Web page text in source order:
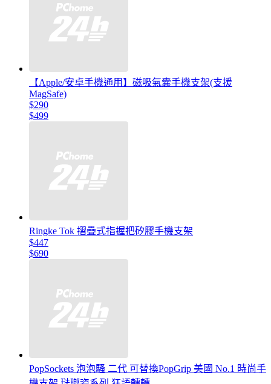
【Apple/安卓手機通用】磁吸氣囊手機支架(支援
MagSafe)
$290
$499
Ringke Tok 摺疊式指握把矽膠手機支架
$447
$690
PopSockets 泡泡騷 二代 可替換PopGrip 美國 No.1 時尚手